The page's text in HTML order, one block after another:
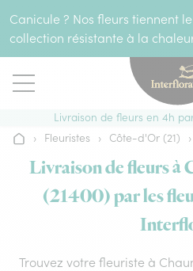
Canicule ? Nos fleurs tiennent
collection résistante à la
Livraison de fleurs en 4h
Accueil
› Fleuristes › Côte-d'Or (21) ›
Livraison de fleurs à
(21400) par les
Trouvez votre fleuriste à